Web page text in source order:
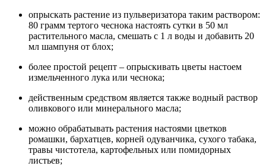
опрыскать растение из пульверизатора таким раствором:
80 грамм тертого чеснока настоять сутки в 50 мл
растительного масла, смешать с 1 л воды и добавить 20
мл шампуня от блох;
более простой рецепт – опрыскивать цветы настоем
измельченного лука или чеснока;
действенным средством является также водный раствор
оливкового или минерального масла;
можно обрабатывать растения настоями цветков
ромашки, бархатцев, корней одуванчика, сухого табака,
травы чистотела, картофельных или помидорных
листьев;